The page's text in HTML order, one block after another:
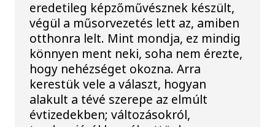
eredetileg képzőművésznek készült,
végül a műsorvezetés lett az, amiben
otthonra lelt. Mint mondja, ez mindig
könnyen ment neki, soha nem érezte,
hogy nehézséget okozna. Arra
kerestük vele a választ, hogyan
alakult a tévé szerepe az elmúlt
évtizedekben; változásokról,